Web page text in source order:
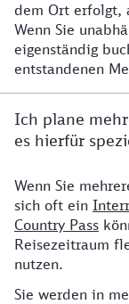
dem Ort erfolgt,
Wenn Sie
eigenständig
entstandenen
Ich plane
es hierfür
Ich plane
Wenn Sie
sich oft ein
Country Pass
Reisezeitraum
nutzen.
Sie werden in